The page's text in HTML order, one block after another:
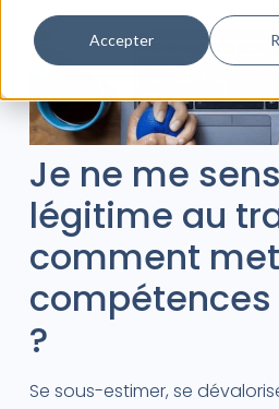
Accepter
Je ne me
légitime au
comment
compétences
?
Se sous-estimer, se